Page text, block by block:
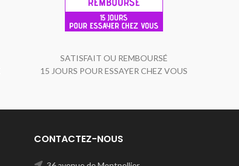
SATISFAIT OU REMBOURSÉ
15 JOURS POUR ESSAYER CHEZ VOUS
CONTACTEZ-NOUS